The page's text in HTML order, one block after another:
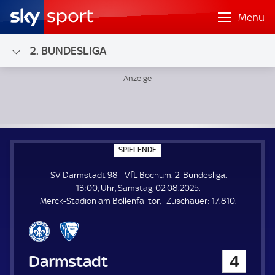
Menü
2. BUNDESLIGA
SPIELENDE
P
E
L
E
N
SV Darmstadt 98 - VfL Bochum. 2. Bundesliga.
13:00, Uhr, Samstag, 02.08.2025.
Merck-Stadion am Böllenfalltor
Zuschauer: Z
17.810.
SV Darmstadt 98 4